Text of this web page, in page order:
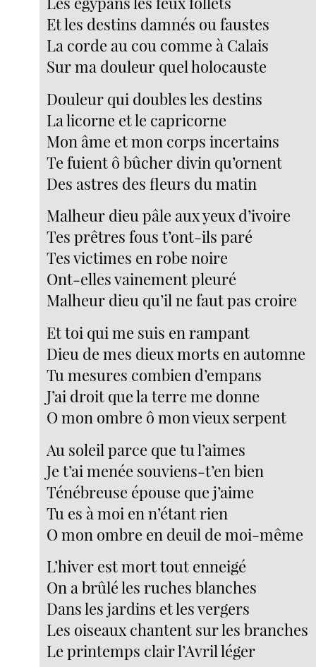
Et les destins damnés ou faustes
La corde au cou comme à Calais
Sur ma douleur quel holocauste
Douleur qui doubles les destins
La licorne et le capricorne
Mon âme et mon corps incertains
Te fuient ô bûcher divin qu’ornent
Des astres des fleurs du matin
Malheur dieu pâle aux yeux d’ivoire
Tes prêtres fous t’ont-ils paré
Tes victimes en robe noire
Ont-elles vainement pleuré
Malheur dieu qu’il ne faut pas croire
Et toi qui me suis en rampant
Dieu de mes dieux morts en automne
Tu mesures combien d’empans
J’ai droit que la terre me donne
O mon ombre ô mon vieux serpent
Au soleil parce que tu l’aimes
Je t’ai menée souviens-t’en bien
Ténébreuse épouse que j’aime
Tu es à moi en n’étant rien
O mon ombre en deuil de moi-même
L’hiver est mort tout enneigé
On a brûlé les ruches blanches
Dans les jardins et les vergers
Les oiseaux chantent sur les branches
Le printemps clair l’Avril léger